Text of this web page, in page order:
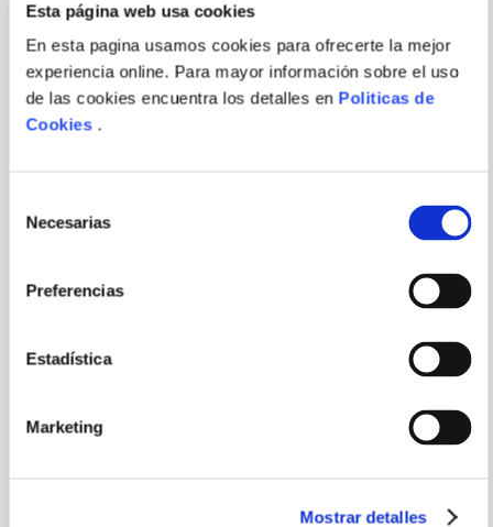
Esta página web usa cookies
En esta pagina usamos cookies para ofrecerte la mejor
experiencia online. Para mayor información sobre el uso
de las cookies encuentra los detalles en Politicas de
Cookies.
Necesarias
Preferencias
Estadística
Marketing
Mostrar detalles
ENVIAR
COMENTARIO